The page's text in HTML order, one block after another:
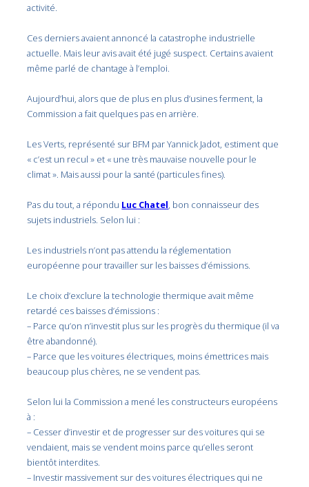
activité.
Ces derniers avaient annoncé la catastrophe industrielle
actuelle. Mais leur avis avait été jugé suspect. Certains avaient
même parlé de chantage à l’emploi.
Aujourd’hui, alors que de plus en plus d’usines ferment, la
Commission a fait quelques pas en arrière.
Les Verts, représenté sur BFM par Yannick Jadot, estiment que
« c’est un recul » et « une très mauvaise nouvelle pour le
climat ». Mais aussi pour la santé (particules fines).
Pas du tout, a répondu Luc Chatel, bon connaisseur des
sujets industriels. Selon lui :
Les industriels n’ont pas attendu la réglementation
européenne pour travailler sur les baisses d’émissions.
Le choix d’exclure la technologie thermique avait même
retardé ces baisses d’émissions :
– Parce qu’on n’investit plus sur les progrès du thermique (il va
être abandonné).
– Parce que les voitures électriques, moins émettrices mais
beaucoup plus chères, ne se vendent pas.
Selon lui la Commission a mené les constructeurs européens
à :
– Cesser d’investir et de progresser sur des voitures qui se
vendaient, mais se vendent moins parce qu’elles seront
bientôt interdites.
– Investir massivement sur des voitures électriques qui ne